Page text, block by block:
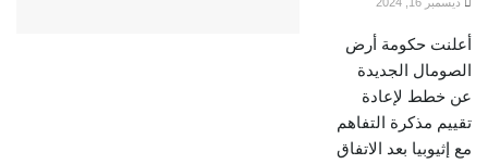
أعلنت حكومة أرض
الصومال الجديدة
عن خطط لإعادة
تقييم مذكرة التفاهم
مع إثيوبيا بعد الاتفاق